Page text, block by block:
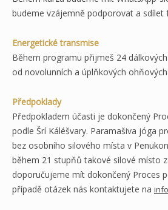
budeme vzájemně podporovat a sdílet
Energetické transmise
Během programu přijmeš 24
od novolunních a úplňkových
Předpoklady
Předpokladem účasti je dokončený
podle Šrí Káléšvary. Paramašiva jóga
bez osobního silového místa v
během 21 stupňů takové silové místo
doporučujeme mít dokončený Proces
případě otázek nás kontaktujete na